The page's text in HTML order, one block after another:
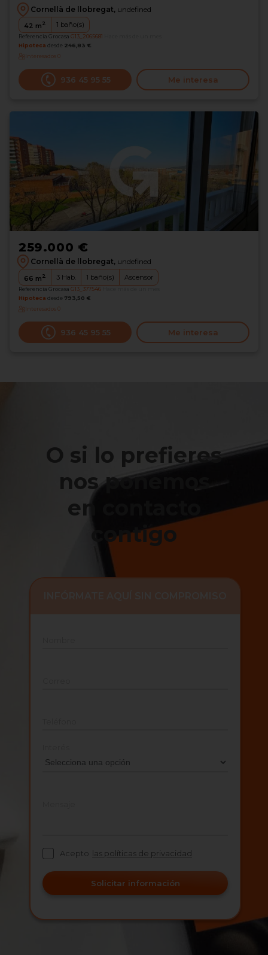
Cornellà de llobregat, undefined
42 m2 1 baño(s)
Referencia Grocasa G13_2065681
Hipoteca desde 246,83 €
Interesados0
936 45 95 55 Me interesa
259.000 €
Cornellà de llobregat, undefined
66 m2 3 Hab. 1 baño(s) Ascensor
Referencia Grocasa G13_377546
Hipoteca desde 793,50 €
Interesados0
936 45 95 55 Me interesa
O si lo prefieres
nos ponemos
en contacto
contigo
Acepto las políticas de privacidad
Solicitar información